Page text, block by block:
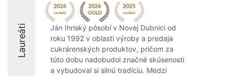
Laureáti
Ján Ihriský pôsobí v Novej Dubnici od
roku 1992 v oblasti výroby a predaja
cukrárenských produktov, pričom za
túto dobu nadobudol značné skúsenosti
a vybudoval si silnú tradíciu. Medzi